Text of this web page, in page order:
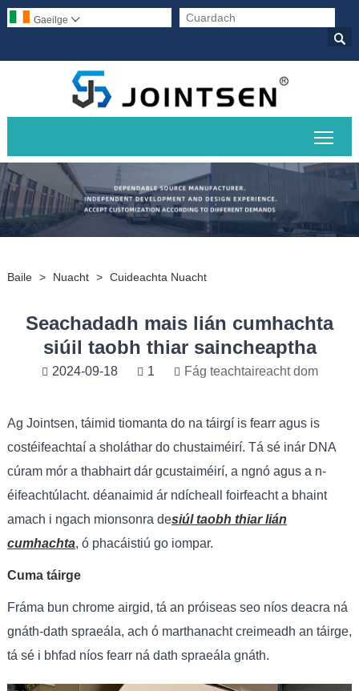

Gaeilge 
Baile > Nuacht > Cuideachta Nuacht
Seachadadh mais lián cumhachta
siúil taobh thiar saincheaptha
2024-09-18 1 Fág teachtaireacht dom
Ag Jointsen, táimid tiomanta do na táirgí is fearr agus is
costéifeachtaí a sholáthar do chustaiméirí. Tá sé inár DNA
cúram mór a thabhairt dár gcustaiméirí, a ngnó agus a n-
éifeachtúlacht. déanaimid ár ndícheall foirfeacht a bhaint
amach i ngach mionsonra desiúl taobh thiar lián
cumhachta, ó phacáistiú go iompar.
Cuma táirge
Fráma bun chrome airgid, tá an próiseas seo níos deacra ná
gnáth-dath spraeála, ach ó marthanacht creimeadh an táirge,
tá sé i bhfad níos fearr ná dath spraeála gnáth.